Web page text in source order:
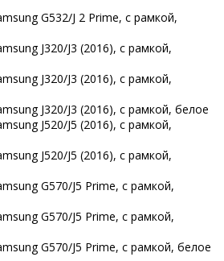
G532/J 2 Prime, с рамкой,
J320/J3 (2016), с рамкой,
J320/J3 (2016), с рамкой,
J320/J3 (2016), с рамкой, белое
J520/J5 (2016), с рамкой,
J520/J5 (2016), с рамкой,
G570/J5 Prime, с рамкой,
G570/J5 Prime, с рамкой,
G570/J5 Prime, с рамкой, белое